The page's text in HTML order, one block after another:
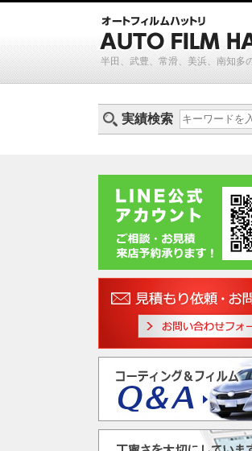
半田、武豊、常滑、美浜、南知多
実績検索